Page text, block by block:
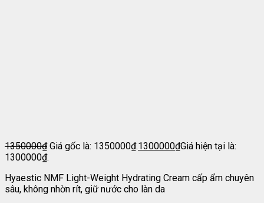
1350000₫ Giá gốc là: 1350000₫.1300000₫Giá hiện tại là:
1300000₫.
Hyaestic NMF Light-Weight Hydrating Cream cấp ẩm chuyên
sâu, không nhờn rít, giữ nước cho làn da